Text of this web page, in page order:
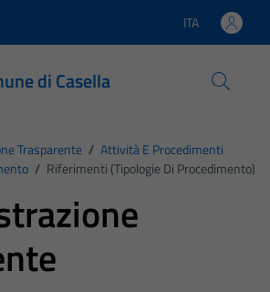
Lingua attiva:
ITA
di Casella
Trasparente / Attività E Procedimenti
/ Riferimenti (Tipologie Di Procedimento)